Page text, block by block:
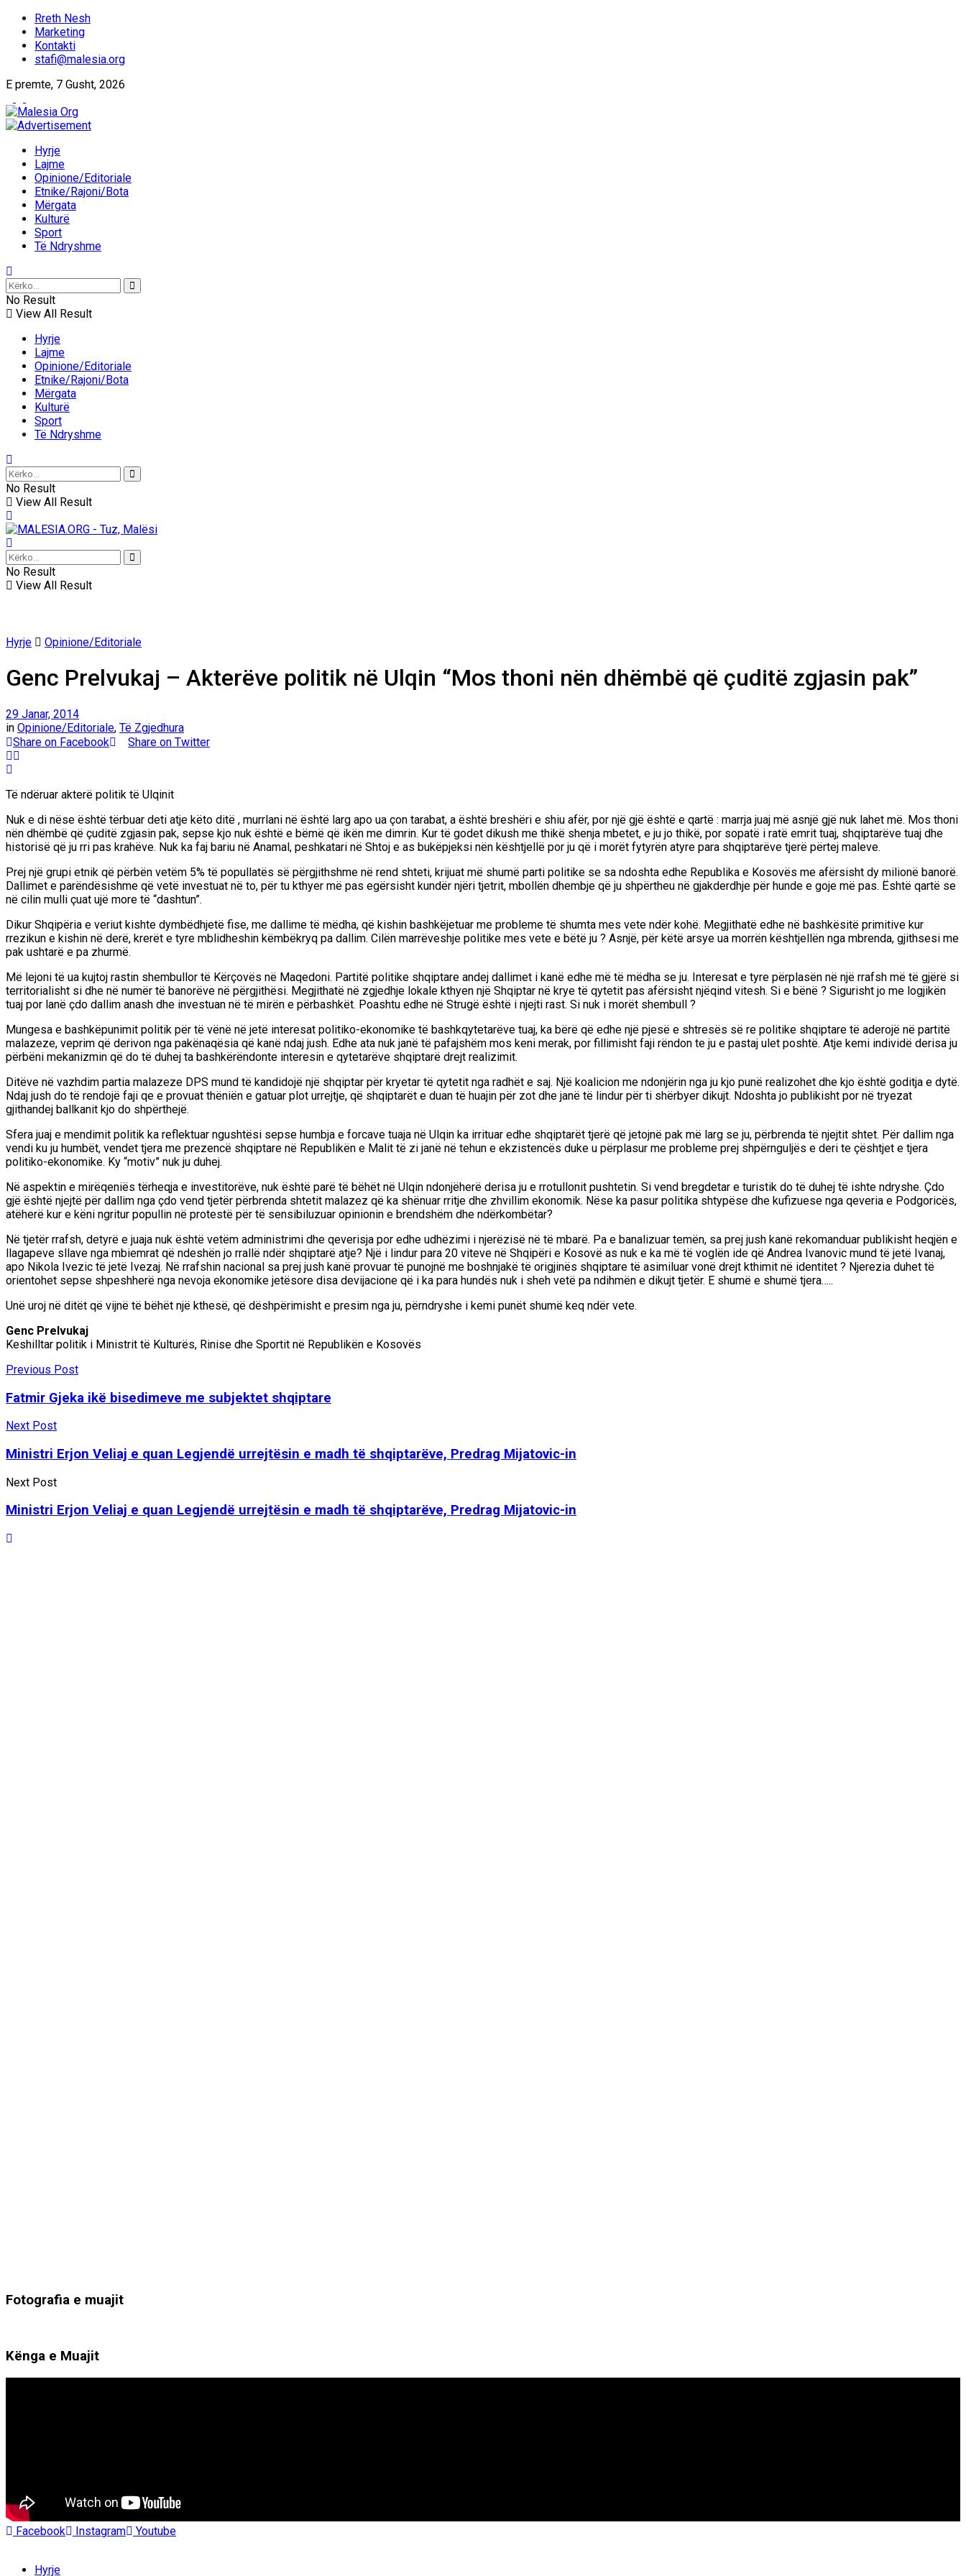
Rreth Nesh
Marketing
Kontakti
stafi@malesia.org
E premte, 7 Gusht, 2026
Hyrje
Lajme
Opinione/Editoriale
Etnike/Rajoni/Bota
Mërgata
Kulturë
Sport
Të Ndryshme
No Result
View All Result
Hyrje
Lajme
Opinione/Editoriale
Etnike/Rajoni/Bota
Mërgata
Kulturë
Sport
Të Ndryshme
No Result
View All Result
No Result
View All Result
Hyrje Opinione/Editoriale
Genc Prelvukaj – Akterëve politik në Ulqin “Mos thoni nën dhëmbë që çuditë zgjasin pak”
29 Janar, 2014
in Opinione/Editoriale, Të Zgjedhura
Share on Facebook
Share on Twitter
Të ndëruar akterë politik të Ulqinit
Nuk e di nëse është tërbuar deti atje këto ditë , murrlani në është larg apo ua çon tarabat, a është breshëri e shiu afër, por një gjë është e qartë : marrja juaj më asnjë gjë nuk lahet më. Mos thoni
nën dhëmbë që çuditë zgjasin pak, sepse kjo nuk është e bëmë që ikën me dimrin. Kur të godet dikush me thikë shenja mbetet, e ju jo thikë, por sopatë i ratë emrit tuaj, shqiptarëve tuaj dhe
historisë që ju rri pas krahëve. Nuk ka faj bariu në Anamal, peshkatari në Shtoj e as bukëpjeksi nën kështjellë por ju që i morët fytyrën atyre para shqiptarëve tjerë përtej maleve.
Prej një grupi etnik që përbën vetëm 5% të popullatës së përgjithshme në rend shteti, krijuat më shumë parti politike se sa ndoshta edhe Republika e Kosovës me afërsisht dy milionë banorë.
Dallimet e parëndësishme që vetë investuat në to, për tu kthyer më pas egërsisht kundër njëri tjetrit, mbollën dhembje që ju shpërtheu në gjakderdhje për hunde e goje më pas. Është qartë se
në cilin mulli çuat ujë more të “dashtun”.
Dikur Shqipëria e veriut kishte dymbëdhjetë fise, me dallime të mëdha, që kishin bashkëjetuar me probleme të shumta mes vete ndër kohë. Megjithatë edhe në bashkësitë primitive kur
rrezikun e kishin në derë, krerët e tyre mblidheshin këmbëkryq pa dallim. Cilën marrëveshje politike mes vete e bëtë ju ? Asnjë, për këtë arsye ua morrën kështjellën nga mbrenda, gjithsesi me
pak ushtarë e pa zhurmë.
Më lejoni të ua kujtoj rastin shembullor të Kërçovës në Maqedoni. Partitë politike shqiptare andej dallimet i kanë edhe më të mëdha se ju. Interesat e tyre përplasën në një rrafsh më të gjërë si
territorialisht si dhe në numër të banorëve në përgjithësi. Megjithatë në zgjedhje lokale kthyen një Shqiptar në krye të qytetit pas afërsisht njëqind vitesh. Si e bënë ? Sigurisht jo me logjikën
tuaj por lanë çdo dallim anash dhe investuan në të mirën e përbashkët. Poashtu edhe në Strugë është i njejti rast. Si nuk i morët shembull ?
Mungesa e bashkëpunimit politik për të vënë në jetë interesat politiko-ekonomike të bashkqytetarëve tuaj, ka bërë që edhe një pjesë e shtresës së re politike shqiptare të aderojë në partitë
malazeze, veprim që derivon nga pakënaqësia që kanë ndaj jush. Edhe ata nuk janë të pafajshëm mos keni merak, por fillimisht faji rëndon te ju e pastaj ulet poshtë. Atje kemi individë derisa ju
përbëni mekanizmin që do të duhej ta bashkërëndonte interesin e qytetarëve shqiptarë drejt realizimit.
Ditëve në vazhdim partia malazeze DPS mund të kandidojë një shqiptar për kryetar të qytetit nga radhët e saj. Një koalicion me ndonjërin nga ju kjo punë realizohet dhe kjo është goditja e dytë.
Ndaj jush do të rendojë faji qe e provuat thëniën e gatuar plot urrejtje, që shqiptarët e duan të huajin për zot dhe janë të lindur për ti shërbyer dikujt. Ndoshta jo publikisht por në tryezat
gjithandej ballkanit kjo do shpërthejë.
Sfera juaj e mendimit politik ka reflektuar ngushtësi sepse humbja e forcave tuaja në Ulqin ka irrituar edhe shqiptarët tjerë që jetojnë pak më larg se ju, përbrenda të njejtit shtet. Për dallim nga
vendi ku ju humbët, vendet tjera me prezencë shqiptare në Republikën e Malit të zi janë në tehun e ekzistencës duke u përplasur me probleme prej shpërnguljës e deri te çështjet e tjera
politiko-ekonomike. Ky “motiv” nuk ju duhej.
Në aspektin e mirëqeniës tërheqja e investitorëve, nuk është parë të bëhët në Ulqin ndonjëherë derisa ju e rrotullonit pushtetin. Si vend bregdetar e turistik do të duhej të ishte ndryshe. Çdo
gjë është njejtë për dallim nga çdo vend tjetër përbrenda shtetit malazez që ka shënuar rritje dhe zhvillim ekonomik. Nëse ka pasur politika shtypëse dhe kufizuese nga qeveria e Podgoricës,
atëherë kur e këni ngritur popullin në protestë për të sensibiluzuar opinionin e brendshëm dhe ndërkombëtar?
Në tjetër rrafsh, detyrë e juaja nuk është vetëm administrimi dhe qeverisja por edhe udhëzimi i njerëzisë në të mbarë. Pa e banalizuar temën, sa prej jush kanë rekomanduar publikisht heqjën e
llagapeve sllave nga mbiemrat që ndeshën jo rrallë ndër shqiptarë atje? Një i lindur para 20 viteve në Shqipëri e Kosovë as nuk e ka më të voglën ide që Andrea Ivanovic mund të jetë Ivanaj,
apo Nikola Ivezic të jetë Ivezaj. Në rrafshin nacional sa prej jush kanë provuar të punojnë me boshnjakë të origjinës shqiptare të asimiluar vonë drejt kthimit në identitet ? Njerezia duhet të
orientohet sepse shpeshherë nga nevoja ekonomike jetësore disa devijacione që i ka para hundës nuk i sheh vetë pa ndihmën e dikujt tjetër. E shumë e shumë tjera…..
Unë uroj në ditët që vijnë të bëhët një kthesë, që dëshpërimisht e presim nga ju, përndryshe i kemi punët shumë keq ndër vete.
Genc Prelvukaj
Keshilltar politik i Ministrit të Kulturës, Rinise dhe Sportit në Republikën e Kosovës
Previous Post
Fatmir Gjeka ikë bisedimeve me subjektet shqiptare
Next Post
Ministri Erjon Veliaj e quan Legjendë urrejtësin e madh të shqiptarëve, Predrag Mijatovic-in
Next Post
Ministri Erjon Veliaj e quan Legjendë urrejtësin e madh të shqiptarëve, Predrag Mijatovic-in
Fotografia e muajit
Kënga e Muajit
Facebook Instagram Youtube
Hyrje